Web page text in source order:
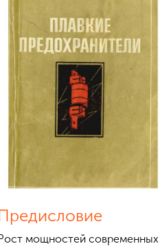
мощностей современных